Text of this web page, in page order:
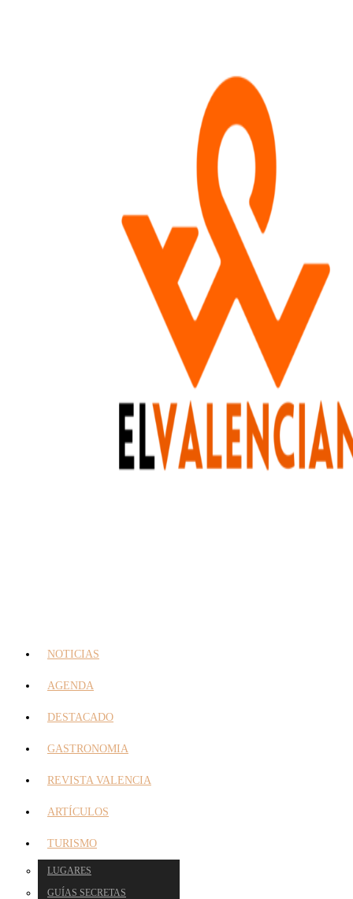
NOTICIAS
AGENDA
DESTACADO
GASTRONOMIA
REVISTA VALENCIA
ARTÍCULOS
TURISMO
LUGARES
GUÍAS SECRETAS